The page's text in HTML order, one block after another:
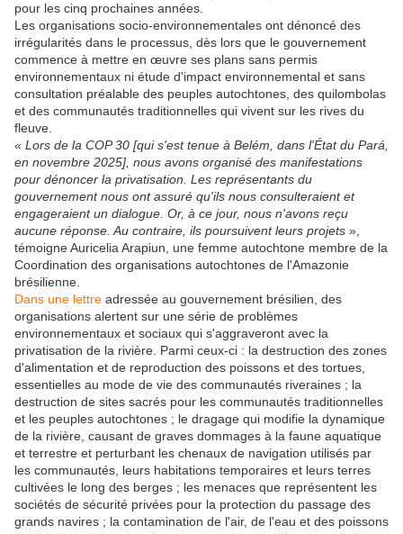
pour les cinq prochaines années.
Les organisations socio-environnementales ont dénoncé des
irrégularités dans le processus, dès lors que le gouvernement
commence à mettre en œuvre ses plans sans permis
environnementaux ni étude d'impact environnemental et sans
consultation préalable des peuples autochtones, des quilombolas
et des communautés traditionnelles qui vivent sur les rives du
fleuve.
« Lors de la COP 30 [qui s'est tenue à Belém, dans l'État du Pará,
en novembre 2025], nous avons organisé des manifestations
pour dénoncer la privatisation. Les représentants du
gouvernement nous ont assuré qu'ils nous consulteraient et
engageraient un dialogue. Or, à ce jour, nous n'avons reçu
aucune réponse. Au contraire, ils poursuivent leurs projets »,
témoigne Auricelia Arapiun, une femme autochtone membre de la
Coordination des organisations autochtones de l'Amazonie
brésilienne.
Dans une lettre adressée au gouvernement brésilien, des
organisations alertent sur une série de problèmes
environnementaux et sociaux qui s'aggraveront avec la
privatisation de la rivière. Parmi ceux-ci : la destruction des zones
d'alimentation et de reproduction des poissons et des tortues,
essentielles au mode de vie des communautés riveraines ; la
destruction de sites sacrés pour les communautés traditionnelles
et les peuples autochtones ; le dragage qui modifie la dynamique
de la rivière, causant de graves dommages à la faune aquatique
et terrestre et perturbant les chenaux de navigation utilisés par
les communautés, leurs habitations temporaires et leurs terres
cultivées le long des berges ; les menaces que représentent les
sociétés de sécurité privées pour la protection du passage des
grands navires ; la contamination de l'air, de l'eau et des poissons